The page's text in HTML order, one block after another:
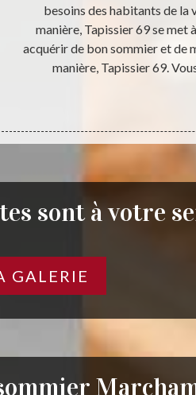
besoins des habitants de
manière, Tapissier 69 se met
acquérir de bon sommier et de
manière, Tapissier 69.
sont à votre
GALERIE